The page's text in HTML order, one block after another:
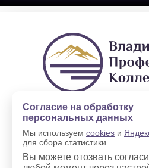
2019—2025 ©
Политика в отношении
Согласие на обработку
персональных данных
Мы используем cookies и
для сбора статистики.
Вы можете отозвать